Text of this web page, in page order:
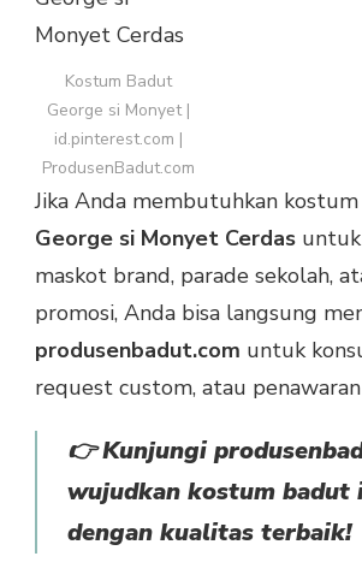
Kostum Badut
George si Monyet |
id.pinterest.com |
ProdusenBadut.com
Jika Anda membutuhkan kostum
George si Monyet Cerdas untuk
maskot brand, parade sekolah,
promosi, Anda bisa langsung
produsenbadut.com untuk
request custom, atau
👉Kunjungi
wujudkan kostum badut
dengan kualitas terbaik!